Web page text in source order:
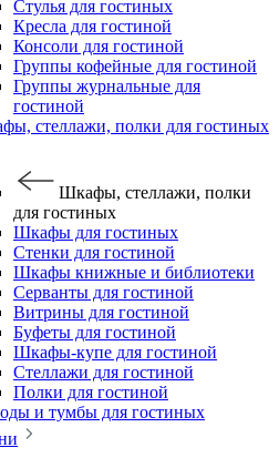
Стулья для гостиных
Кресла для гостиной
Консоли для гостиной
Группы кофейные для гостиной
Группы журнальные для
гостиной
стеллажи, полки для гостиных
Шкафы, стеллажи, полки
для гостиных
Шкафы для гостиных
Стенки для гостиной
Шкафы книжные и библиотеки
Серванты для гостиной
Витрины для гостиной
Буфеты для гостиной
Шкафы-купе для гостиной
Стеллажи для гостиной
Полки для гостиной
и тумбы для гостиных